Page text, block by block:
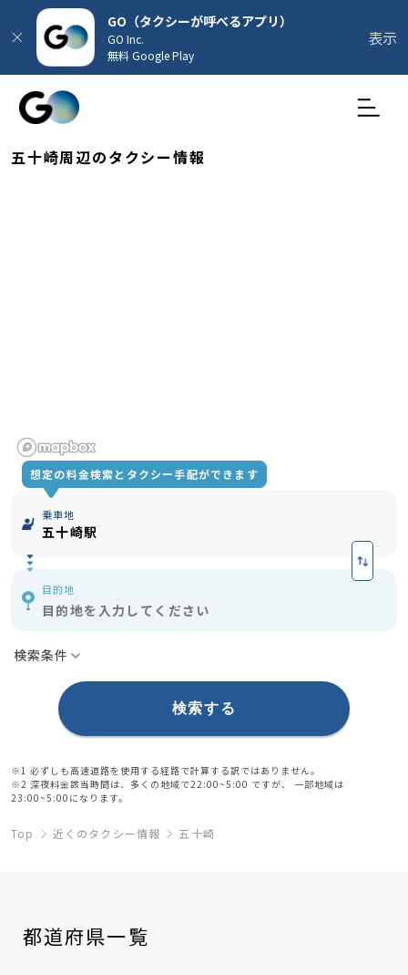
GO（タクシーが呼べるアプリ）
GO Inc.
無料 Google Play
表示
五十崎周辺のタクシー情報
想定の料金検索とタクシー手配ができます
乗車地
五十崎駅
目的地
目的地を入力してください
検索条件
有料道路を使用する※1
深夜割増 (22:00〜翌5:00)※2
検索する
※1 必ずしも高速道路を使用する経路で計算する訳ではありません。
※2 深夜料金該当時間は、多くの地域で22:00~5:00 ですが、 一部地域は
23:00~5:00になります。
Top 近くのタクシー情報 五十崎
都道府県一覧